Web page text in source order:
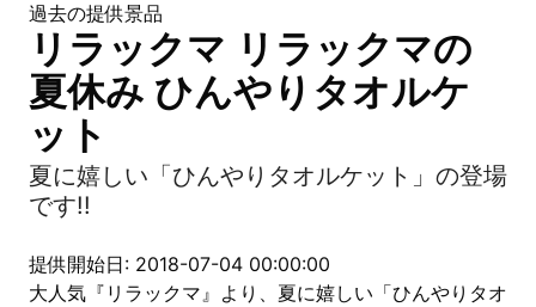
過去の提供景品
リラックマ リラックマの
夏休み ひんやりタオルケ
ット
夏に嬉しい「ひんやりタオルケット」の登場
です!!
提供開始日: 2018-07-04 00:00:00
大人気『リラックマ』より、夏に嬉しい「ひんやりタオ